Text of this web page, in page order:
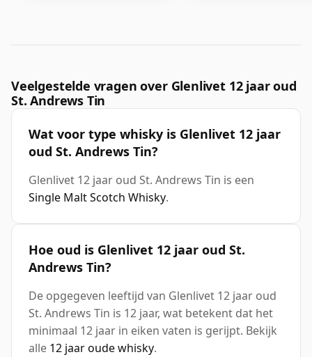
Veelgestelde vragen over Glenlivet 12 jaar oud
St. Andrews Tin
Wat voor type whisky is Glenlivet 12 jaar
oud St. Andrews Tin?
Glenlivet 12 jaar oud St. Andrews Tin is een
Single Malt Scotch Whisky.
Hoe oud is Glenlivet 12 jaar oud St.
Andrews Tin?
De opgegeven leeftijd van Glenlivet 12 jaar oud
St. Andrews Tin is 12 jaar, wat betekent dat het
minimaal 12 jaar in eiken vaten is gerijpt. Bekijk
alle 12 jaar oude whisky.